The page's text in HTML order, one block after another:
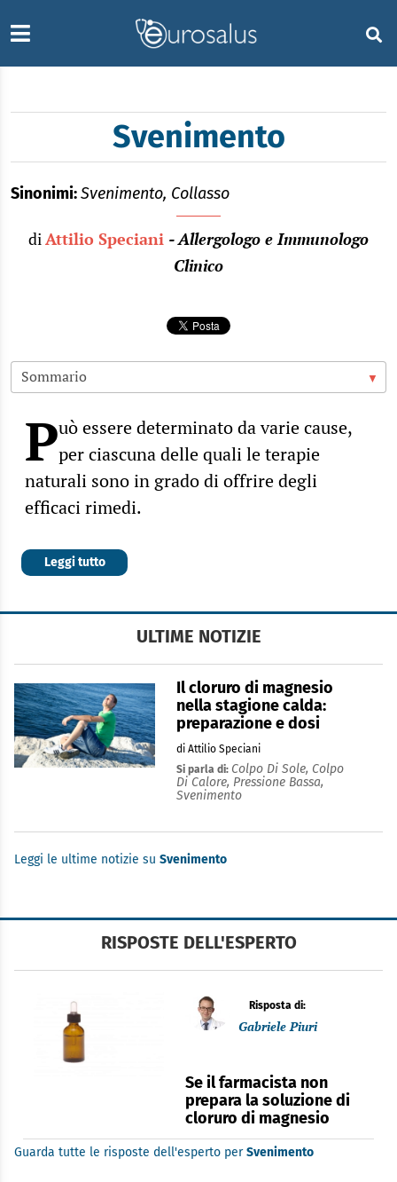
Svenimento
Sinonimi:Svenimento, Collasso
diAttilio Speciani - Allergologo e Immunologo
Clinico
Può essere determinato da varie cause,
per ciascuna delle quali le terapie
naturali sono in grado di offrire degli
efficaci rimedi.
Leggi tutto
ULTIME NOTIZIE
Il cloruro di magnesio
nella stagione calda:
preparazione e dosi
di Attilio Speciani
Si parla di: Colpo Di Sole, Colpo
Di Calore, Pressione Bassa,
Svenimento
Leggi le ultime notizie su Svenimento
RISPOSTE DELL'ESPERTO
Risposta di:
Gabriele Piuri
Se il farmacista non
prepara la soluzione di
cloruro di magnesio
Guarda tutte le risposte dell'esperto perSvenimento